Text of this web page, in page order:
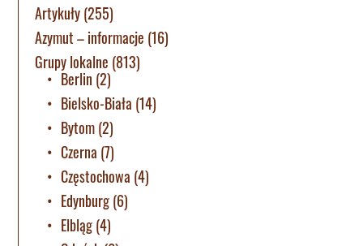
Artykuły(255)
Azymut – informacje (16)
Grupy lokalne (813)
Berlin (2)
Bielsko-Biała (14)
Bytom(2)
Czerna (7)
Częstochowa (4)
Edynburg(6)
Elbląg(4)